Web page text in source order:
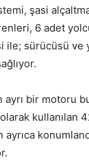
şasi
6 adet
ile; sürücüsü
ayrı bir motoru
kullanılan